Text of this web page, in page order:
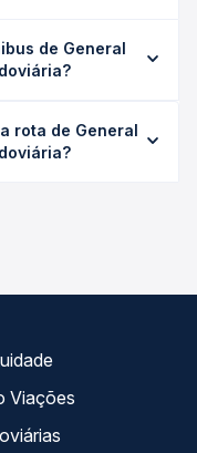
variar
desejada.
de General
média R$ 180,39 e
o tipo de
rota de General
Auto Viações